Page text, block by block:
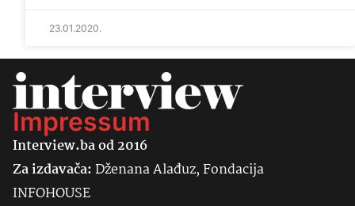
23.01.2020.
Impressum
Interview.ba od 2016
Za izdavača:Dženana Alađuz, Fondacija
INFOHOUSE